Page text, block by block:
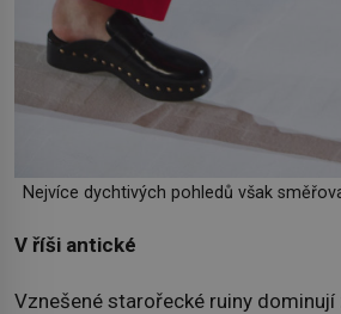
Nejvíce dychtivých pohledů však
V říši antické
Vznešené starořecké ruiny dominují